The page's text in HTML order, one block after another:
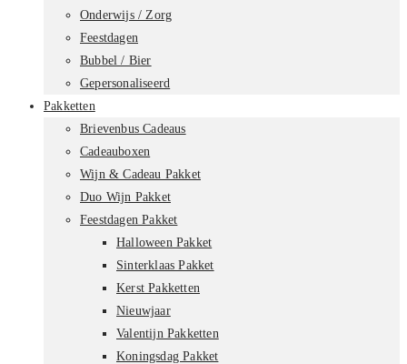
Onderwijs / Zorg
Feestdagen
Bubbel / Bier
Gepersonaliseerd
Pakketten
Brievenbus Cadeaus
Cadeauboxen
Wijn & Cadeau Pakket
Duo Wijn Pakket
Feestdagen Pakket
Halloween Pakket
Sinterklaas Pakket
Kerst Pakketten
Nieuwjaar
Valentijn Pakketten
Koningsdag Pakket